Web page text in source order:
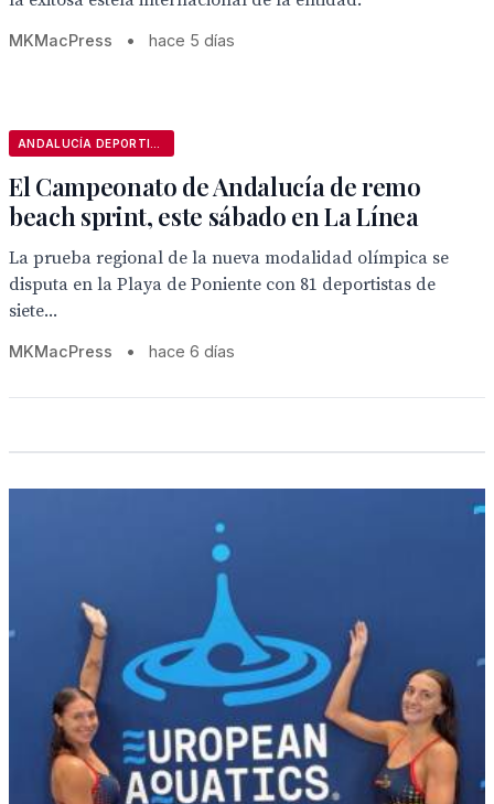
MKMacPress • hace 5 días
El Campeonato de Andalucía de remo
beach sprint, este sábado en La Línea
La prueba regional de la nueva modalidad olímpica se
disputa en la Playa de Poniente con 81 deportistas de
siete...
MKMacPress • hace 6 días